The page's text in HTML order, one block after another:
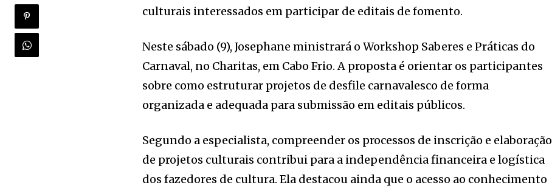
culturais interessados em participar de editais de fomento.
Neste sábado (9), Josephane ministrará o Workshop Saberes e Práticas do
Carnaval, no Charitas, em Cabo Frio. A proposta é orientar os participantes
sobre como estruturar projetos de desfile carnavalesco de forma
organizada e adequada para submissão em editais públicos.
Segundo a especialista, compreender os processos de inscrição e elaboração
de projetos culturais contribui para a independência financeira e logística
dos fazedores de cultura. Ela destacou ainda que o acesso ao conhecimento